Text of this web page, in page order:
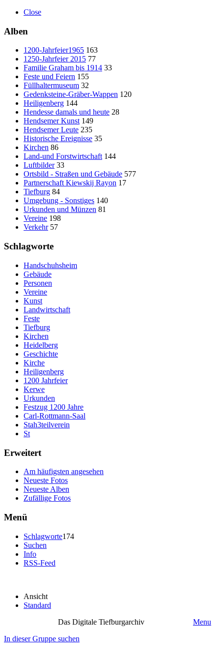
Close
Alben
1200-Jahrfeier1965 163
1250-Jahrfeier 2015 77
Familie Graham bis 1914 33
Feste und Feiern 155
Füllhaltermuseum 32
Gedenksteine-Gräber-Wappen 120
Heiligenberg 144
Hendesse damals und heute 28
Hendsemer Kunst 149
Hendsemer Leute 235
Historische Ereignisse 35
Kirchen 86
Land-und Forstwirtschaft 144
Luftbilder 33
Ortsbild - Straßen und Gebäude 577
Partnerschaft Kiewskij Rayon 17
Tiefburg 84
Umgebung - Sonstiges 140
Urkunden und Münzen 81
Vereine 198
Verkehr 57
Schlagworte
Handschuhsheim
Gebäude
Personen
Vereine
Kunst
Landwirtschaft
Feste
Tiefburg
Kirchen
Heidelberg
Geschichte
Kirche
Heiligenberg
1200 Jahrfeier
Kerwe
Urkunden
Festzug 1200 Jahre
Carl-Rottmann-Saal
Stah3teilverein
St
Erweitert
Am häufigsten angesehen
Neueste Fotos
Neueste Alben
Zufällige Fotos
Menü
Schlagworte174
Suchen
Info
RSS-Feed
Ansicht
Standard
Das Digitale Tiefburgarchiv
Menu
In dieser Gruppe suchen